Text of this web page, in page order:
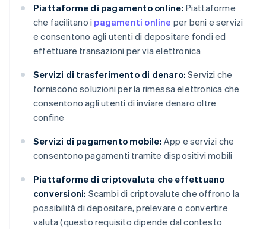
Piattaforme di pagamento online: Piattaforme
che facilitano i pagamenti online per beni e servizi
e consentono agli utenti di depositare fondi ed
effettuare transazioni per via elettronica
Servizi di trasferimento di denaro: Servizi che
forniscono soluzioni per la rimessa elettronica che
consentono agli utenti di inviare denaro oltre
confine
Servizi di pagamento mobile: App e servizi che
consentono pagamenti tramite dispositivi mobili
Piattaforme di criptovaluta che effettuano
conversioni: Scambi di criptovalute che offrono la
possibilità di depositare, prelevare o convertire
valuta (questo requisito dipende dal contesto